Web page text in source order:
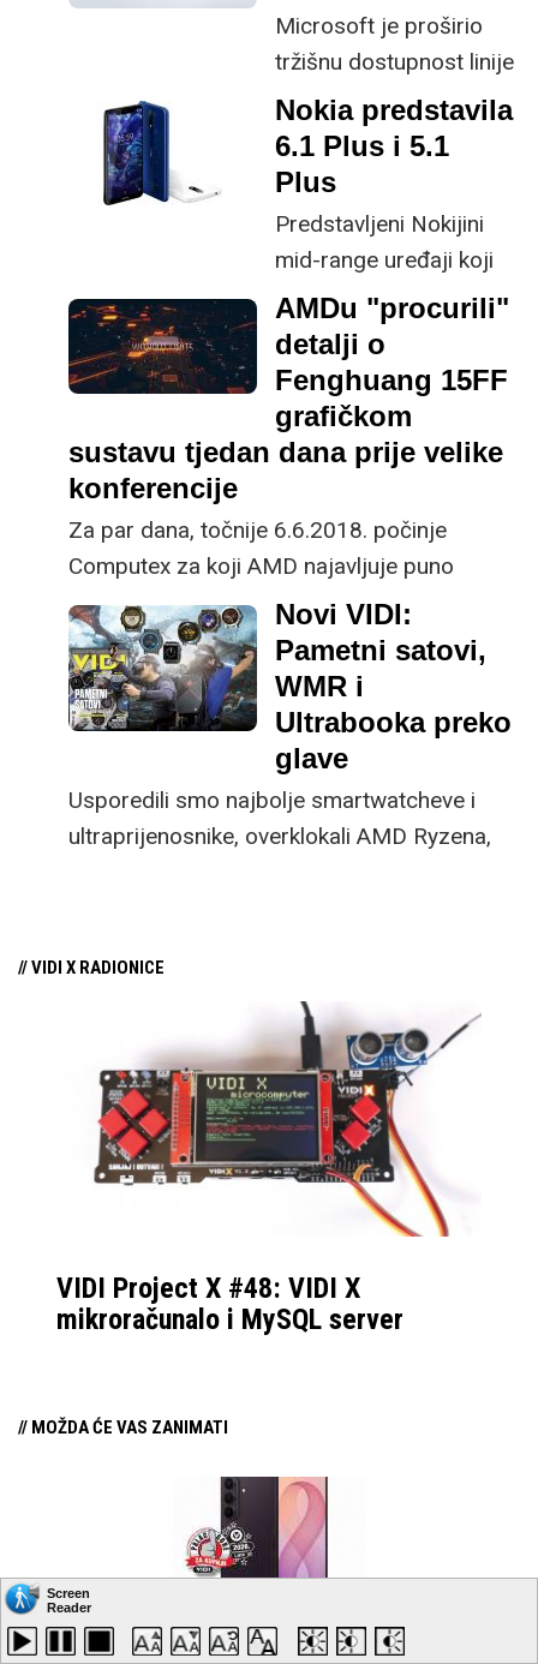
najavio novi VR headset
– Oculus Rift S.
Microsoft je proširio
tržišnu dostupnost linije
proizvoda Surface for
Business na dodatnih
11 zemalja među
Nokia predstavila
6.1 Plus i 5.1
Plus
Predstavljeni Nokijini
mid-range uređaji koji
više vuku na stranu
flagshipa nego mid-
rangea po cijeni od
nešto više od 200 i 250
eura.
AMDu "procurili"
detalji o
Fenghuang 15FF
grafičkom
sustavu tjedan dana prije velike
konferencije
Za par dana, točnije 6.6.2018. počinje
Computex za koji AMD najavljuje puno
hardverskih novosti, a imamo osjećaj da to
uključuje i integrirani GPU koji se pojavio u
3DMark bazama podataka.
Novi VIDI:
Pametni satovi,
WMR i
Ultrabooka preko
glave
Usporedili smo najbolje smartwatcheve i
ultraprijenosnike, overklokali AMD Ryzena,
// VIDI X RADIONICE
VIDI Project X #48: VIDI X
mikroračunalo i MySQL server
// MOŽDA ĆE VAS ZANIMATI
Palac gore za Samsung Galaxy Z Fold8